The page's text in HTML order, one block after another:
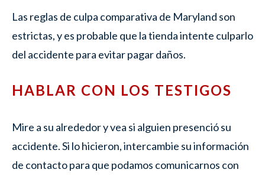
Las reglas de culpa comparativa de Maryland son
estrictas, y es probable que la tienda intente culparlo
del accidente para evitar pagar daños.
HABLAR CON LOS TESTIGOS
Mire a su alrededor y vea si alguien presenció su
accidente. Si lo hicieron, intercambie su información
de contacto para que podamos comunicarnos con